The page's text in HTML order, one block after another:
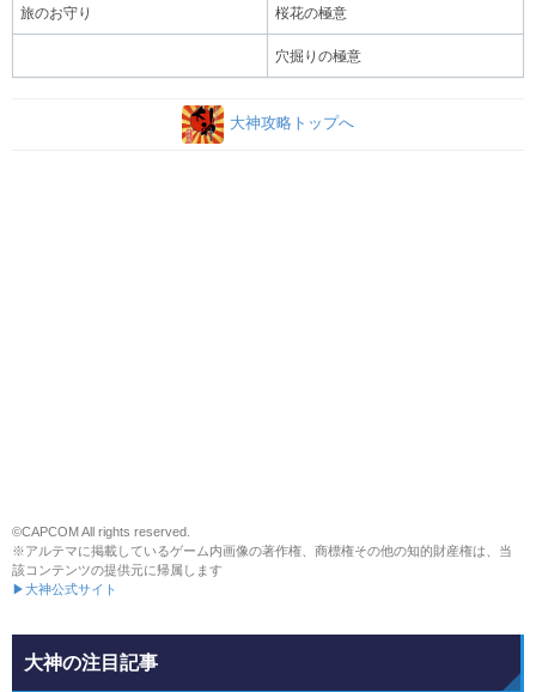
旅のお守り 桜花の極意
穴掘りの極意
大神攻略トップへ
©CAPCOM All rights reserved.
※アルテマに掲載しているゲーム内画像の著作権、商標権その他の知的財産権は、当
該コンテンツの提供元に帰属します
▶大神公式サイト
大神の注目記事